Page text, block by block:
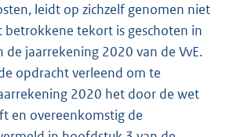
leidt op zichzelf genomen niet
betrokkene tekort is geschoten in
jaarrekening 2020 van de VvE.
opdracht verleend om te
2020 het door de wet
en overeenkomstig de